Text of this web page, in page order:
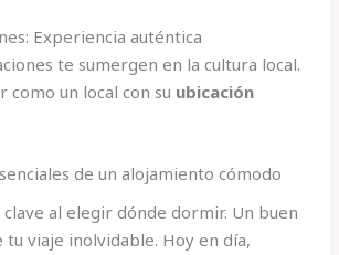
Experiencia auténtica
te sumergen en la cultura local.
un local con su ubicación
de un alojamiento cómodo
clave al elegir dónde dormir. Un buen
tu viaje inolvidable. Hoy en día,